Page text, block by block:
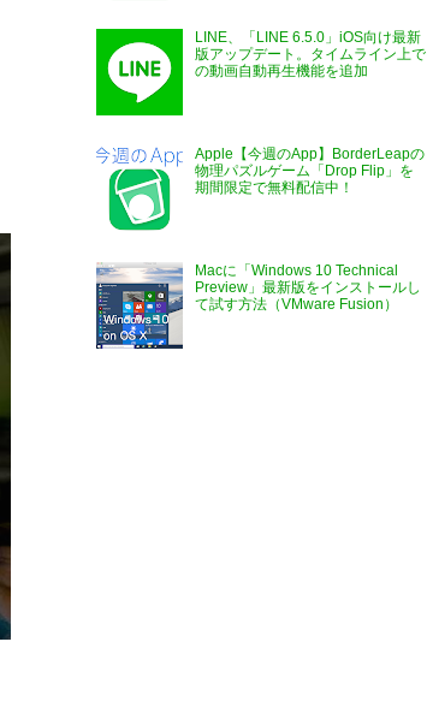
LINE、「LINE 6.5.0」iOS向け最新
版アップデート。タイムライン上で
の動画自動再生機能を追加
Apple【今週のApp】BorderLeapの
物理パズルゲーム「Drop Flip」を
期間限定で無料配信中！
Macに「Windows 10 Technical
Preview」最新版をインストールし
て試す方法（VMware Fusion）